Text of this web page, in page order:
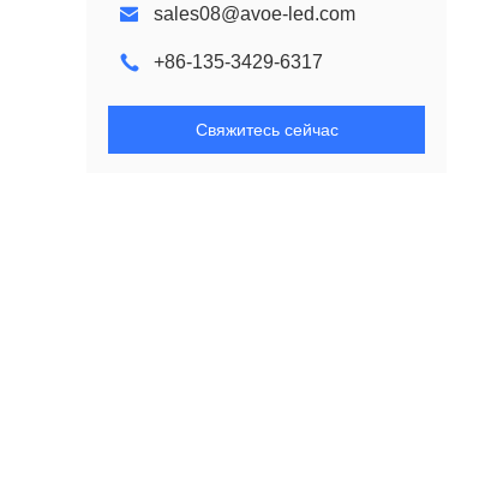
sales08@avoe-led.com
+86-135-3429-6317
Свяжитесь сейчас